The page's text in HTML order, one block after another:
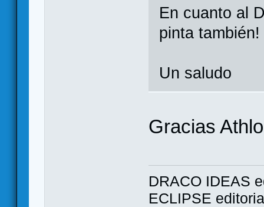
En cuanto al
pinta también!
Un saludo
Gracias
DRACO IDEAS
ECLIPSE